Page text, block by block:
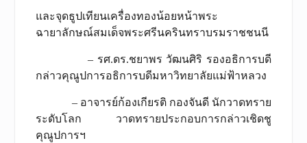
และจุดธูปเทียนเครื่องทองน้อยหน้าพระ
ฉายาลักษณ์สมเด็จพระศรีนครินทราบรมราชชนนี
– รศ.ดร.ชยาพร วัฒนศิริ รองอธิการบดี
กล่าวคุณูปการอธิการบดีมหาวิทยาลัยแม่ฟ้าหลวง
– อาจารย์ก้องเกียรติ กองจันดี นักวาดทราย
ระดับโลก วาดทรายประกอบการกล่าวเชิดชู
คุณูปการฯ